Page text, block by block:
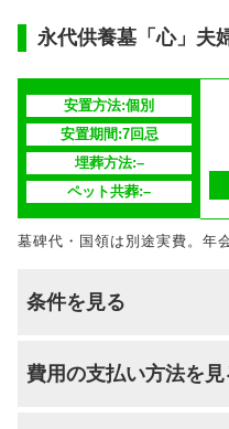
安置期間経
過後
供養方法
納骨者の戒
に刻字。お
か、希望に
盆、祥月命
継承者の有
永代供養墓「心」夫
安置方法:個別
安置期間:7回忌
埋葬方法:–
ペット共葬:–
墓碑代・国領は別途実費。年
条件を見る
国籍 宗派
費用の支払い方法を見